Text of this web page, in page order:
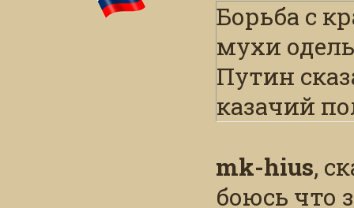
Борьба с
мухи
Путин
казачий
mk-hius,
боюсь что